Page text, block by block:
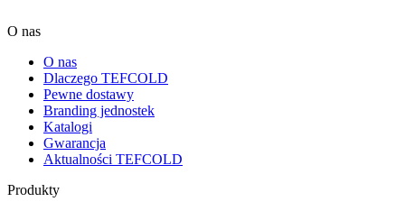
O nas
O nas
Dlaczego TEFCOLD
Pewne dostawy
Branding jednostek
Katalogi
Gwarancja
Aktualności TEFCOLD
Produkty